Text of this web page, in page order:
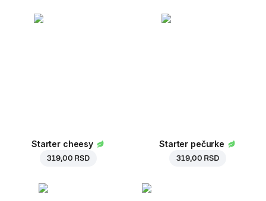
Starter cheesy
319,00 RSD
Starter pečurke
319,00 RSD